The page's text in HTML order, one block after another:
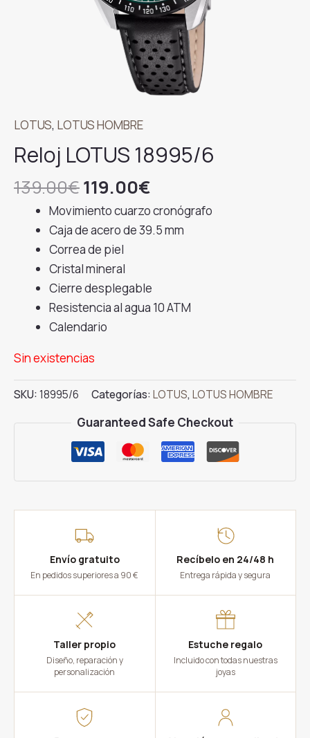
LOTUS, LOTUS HOMBRE
Reloj LOTUS 18995/6
139.00€El
precio
original
era:
139.00€.
119.00€
precio
actual
Movimiento cuarzo cronógrafo
Caja de acero de 39.5 mm
Correa de piel
Cristal mineral
Cierre desplegable
Resistencia al agua 10 ATM
Calendario
Sin existencias
SKU:18995/6 Categorías:LOTUS,LOTUS HOMBRE
Guaranteed Safe Checkout
Envío gratuito
En pedidos superiores a 90 €
Recíbelo en 24/48 h
Entrega rápida y segura
Taller propio
Diseño, reparación y
personalización
Estuche regalo
Incluido con todas nuestras
joyas